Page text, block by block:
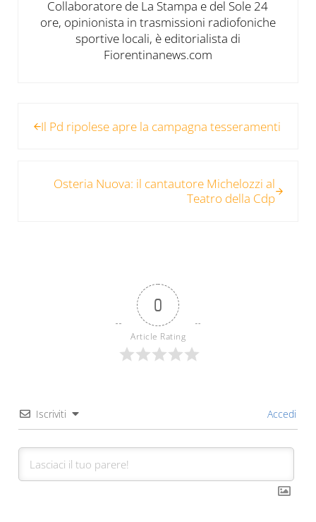
Collaboratore de La Stampa e del Sole 24
ore, opinionista in trasmissioni radiofoniche
sportive locali, è editorialista di
Fiorentinanews.com
Il Pd ripolese apre la campagna tesseramenti
Osteria Nuova: il cantautore Michelozzi al
Teatro della Cdp
0
Article Rating
Iscriviti Accedi